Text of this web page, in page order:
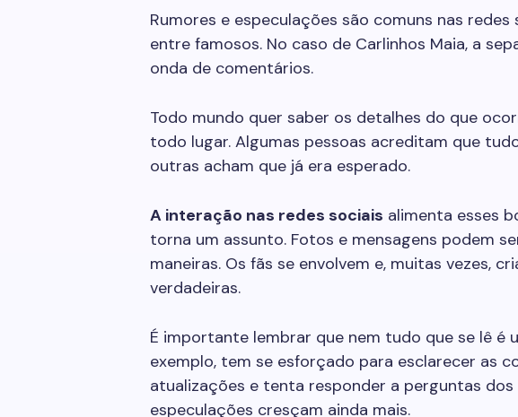
Rumores e especulações são comuns nas
entre famosos. No caso de Carlinhos Maia, a
onda de comentários.
Todo mundo quer saber os detalhes do que
todo lugar. Algumas pessoas acreditam que
outras acham que já era esperado.
A interação nas redes sociais alimenta esses
torna um assunto. Fotos e mensagens podem
maneiras. Os fãs se envolvem e, muitas vezes,
verdadeiras.
É importante lembrar que nem tudo que se lê é
exemplo, tem se esforçado para esclarecer as
atualizações e tenta responder a perguntas dos
especulações cresçam ainda mais.